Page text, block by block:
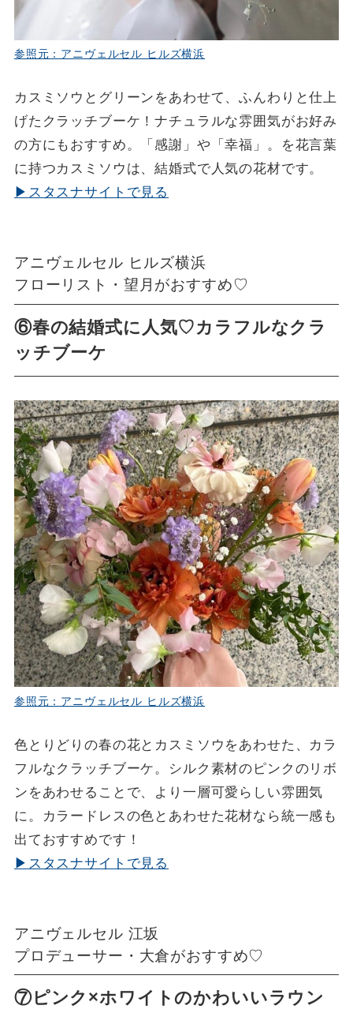
参照元：アニヴェルセル ヒルズ横浜
カスミソウとグリーンをあわせて、ふんわりと仕上
げたクラッチブーケ！ナチュラルな雰囲気がお好み
の方にもおすすめ。「感謝」や「幸福」。を花言葉
に持つカスミソウは、結婚式で人気の花材です。
▶スタスナサイトで見る
アニヴェルセル ヒルズ横浜
フローリスト・望月がおすすめ♡
⑥春の結婚式に人気♡カラフルなクラ
ッチブーケ
参照元：アニヴェルセル ヒルズ横浜
色とりどりの春の花とカスミソウをあわせた、カラ
フルなクラッチブーケ。シルク素材のピンクのリボ
ンをあわせることで、より一層可愛らしい雰囲気
に。カラードレスの色とあわせた花材なら統一感も
出ておすすめです！
▶スタスナサイトで見る
アニヴェルセル 江坂
プロデューサー・大倉がおすすめ♡
⑦ピンク×ホワイトのかわいいラウン